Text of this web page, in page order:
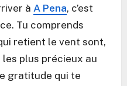
à A Pena, c’est
Tu comprends
retient le vent sont,
plus précieux au
gratitude qui te